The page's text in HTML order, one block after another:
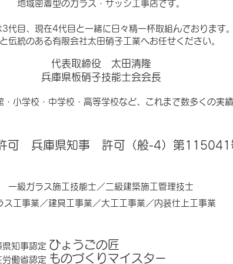
地域密着型のガラス・サッシ工事店です。
3代目、現在4代目と一緒に日々精一杯取組んでおります。
伝統のある有限会社太田硝子工業へお任せください。
代表取締役 太田清隆
​兵庫県板硝子技能士会会長
小学校・中学校・高等学校など、これまで数多くの実績
可 兵庫県知事 許可（般-4）第115041
一級ガラス施工技能士／二級建築施工管理技士
ス工事業／建具工事業／大工工事業／内装仕上工事業
県知事認定 ひょうごの匠
労働省認定 ものづくりマイスター